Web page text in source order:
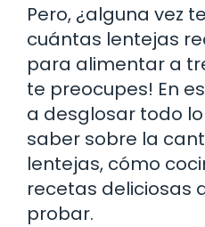
Pero, ¿alguna vez
cuántas lentejas
para alimentar a
te preocupes! En
a desglosar todo
saber sobre la
lentejas, cómo
recetas deliciosas
probar.